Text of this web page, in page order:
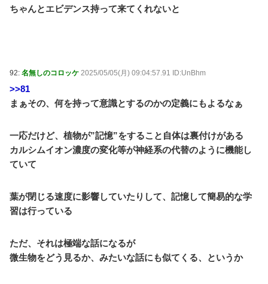
ちゃんとエビデンス持って来てくれないと
92: 名無しのコロッケ 2025/05/05(月) 09:04:57.91 ID:UnBhm
>>81
まぁその、何を持って意識とするのかの定義にもよるなぁ
一応だけど、植物が”記憶”をすること自体は裏付けがある
カルシムイオン濃度の変化等が神経系の代替のように機能し
ていて
葉が閉じる速度に影響していたりして、記憶して簡易的な学
習は行っている
ただ、それは極端な話になるが
微生物をどう見るか、みたいな話にも似てくる、というか